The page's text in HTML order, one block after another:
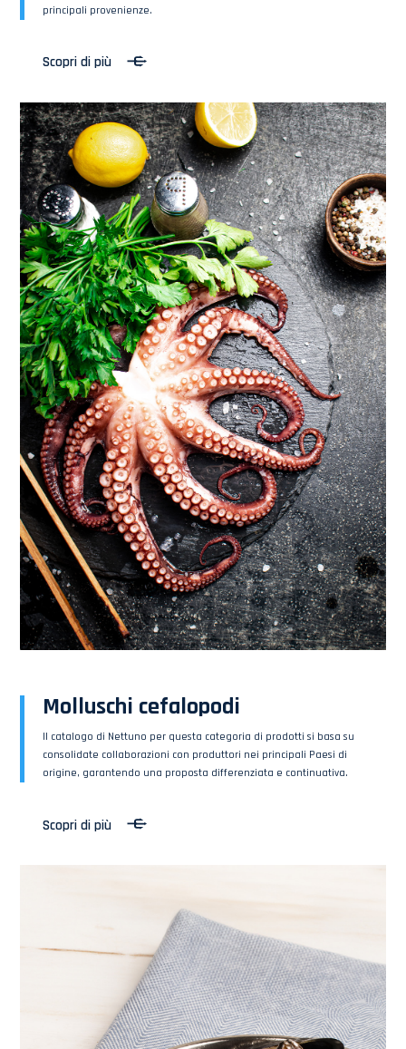
principali provenienze.
Scopri di più
Molluschi cefalopodi
Il catalogo di Nettuno per questa categoria di prodotti si basa su
consolidate collaborazioni con produttori nei principali Paesi di
origine, garantendo una proposta differenziata e continuativa.
Scopri di più